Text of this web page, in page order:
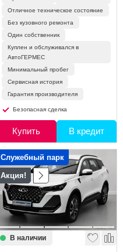
Отличное техническое состояние
Без кузовного ремонта
Один собственник
Куплен и обслуживался в
АвтоГЕРМЕС
Минимальный пробег
Сервисная история
Гарантия производителя
Безопасная сделка
Купить В кредит
Служебный парк
Акция!
В наличии